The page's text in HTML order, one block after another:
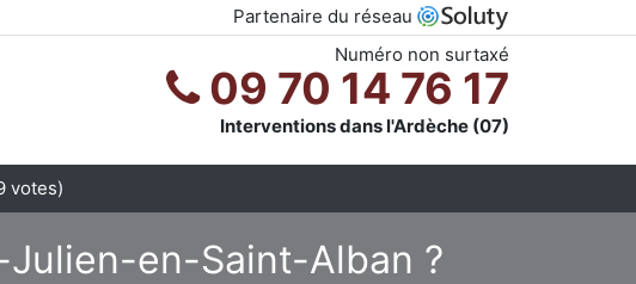
Partenaire du réseau
Numéro non surtaxé
09 70 14 76 17
Interventions dans l'Ardèche (07)
votes)
en-Saint-Alban ?